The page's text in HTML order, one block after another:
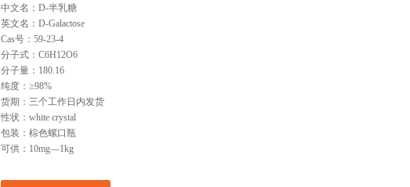
中文名：D-半乳糖
英文名：D-Galactose
Cas号：59-23-4
分子式：C6H12O6
分子量：180.16
纯度：≥98%
货期：三个工作日内发货
性状：white crystal
包装：棕色螺口瓶
可供：10mg—1kg